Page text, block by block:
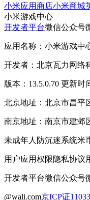
小米应用商店小米商城
小米游戏中心
开发者平台微信公众号
应用名称：小米游戏中
开发者：北京瓦力网络
版本：13.5.0.70 更新时
北京地址：北京市昌平
南京地址：南京市建邺
未成年人防沉迷系统米
用户应用权限隐私协议
开发者平台微信公众号
@wali.com京ICP证